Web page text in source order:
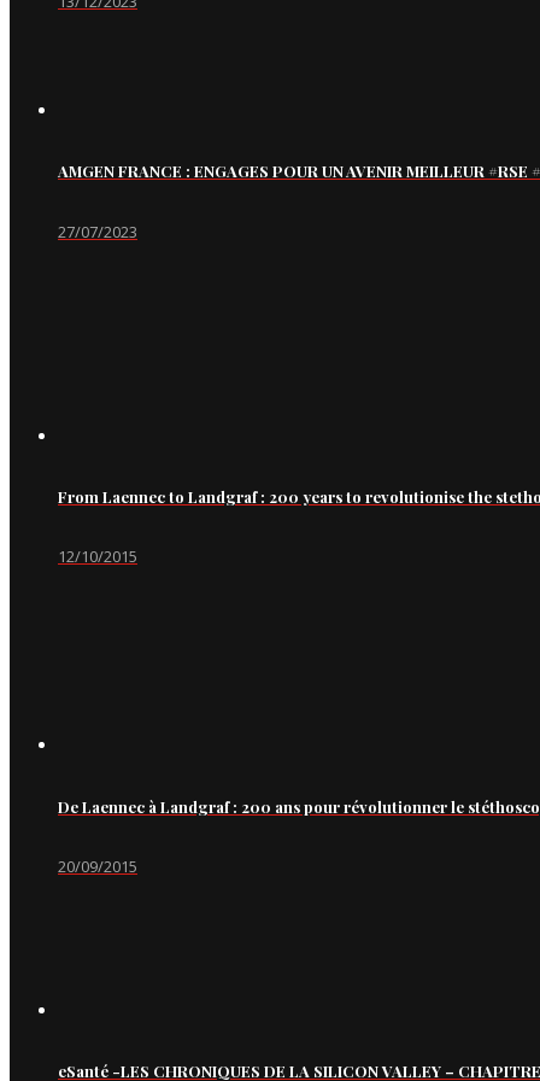
AMGEN FRANCE : ENGAGES POUR UN AVENIR MEILLEUR
27/07/2023
From Laennec to Landgraf : 200 years to revolutionise the
12/10/2015
De Laennec à Landgraf : 200 ans pour révolutionner le
20/09/2015
eSanté -LES CHRONIQUES DE LA SILICON VALLEY –